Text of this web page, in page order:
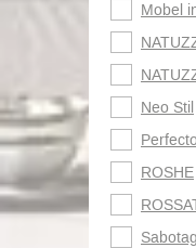
Mobel
Neo Stil
Perfecto
ROSHE